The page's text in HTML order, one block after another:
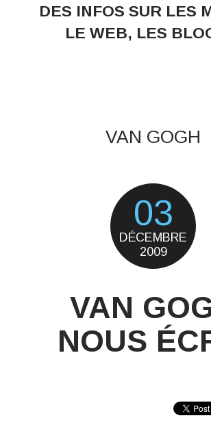
DES INFOS SUR LES
LE WEB, LES
VAN GOGH
03
DÉCEMBRE
2009
VAN
NOUS